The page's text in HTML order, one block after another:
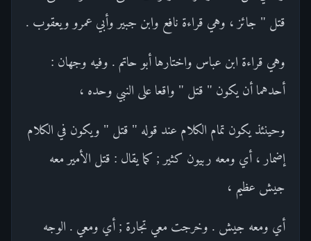
قتل " جائز ، وهي قراءة نافع وابن جبير وأبي عمرو ويعقوب .
وهي قراءة ابن عباس واختارها أبو حاتم . وفيه وجهان :
أحدهما أن يكون " قتل " واقعا على النبي وحده ،
وحينئذ يكون تمام الكلام عند قوله " قتل " ويكون في الكلام
إضمار ، أي ومعه ربيون كثير ; كما يقال : قتل الأمير معه
جيش عظيم ،
أي ومعه جيش . وخرجت معي تجارة ; أي ومعي . الوجه